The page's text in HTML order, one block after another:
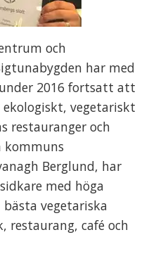
och
har med
2016 fortsatt att
vegetariskt
restauranger och
kommuns
Berglund, har
med höga
vegetariska
café och